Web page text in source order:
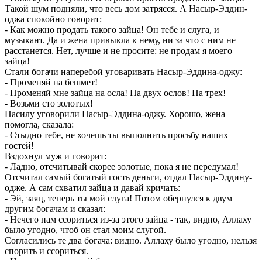
Такой шум подняли, что весь дом затрясся. А Насыр-Эддин-
оджа спокойно говорит:
- Как можно продать такого зайца! Он тебе и слуга, и
музыкант. Да и жена привыкла к нему, ни за что с ним не
расстанется. Нет, лучше и не просите: не продам я моего
зайца!
Стали богачи наперебой уговаривать Насыр-Эддина-оджу:
- Променяй на бешмет!
- Променяй мне зайца на осла! На двух ослов! На трех!
- Возьми сто золотых!
Насилу уговорили Насыр-Эддина-оджу. Хорошо, жена
помогла, сказала:
- Стыдно тебе, не хочешь ты выполнить просьбу наших
гостей!
Вздохнул муж и говорит:
- Ладно, отсчитывай скорее золотые, пока я не передумал!
Отсчитал самый богатый гость деньги, отдал Насыр-Эддину-
одже. А сам схватил зайца и давай кричать:
- Эй, заяц, теперь ты мой слуга! Потом обернулся к двум
другим богачам и сказал:
- Нечего нам ссориться из-за этого зайца - так, видно, Аллаху
было угодно, чтоб он стал моим слугой.
Согласились те два богача: видно. Аллаху было угодно, нельзя
спорить и ссориться.